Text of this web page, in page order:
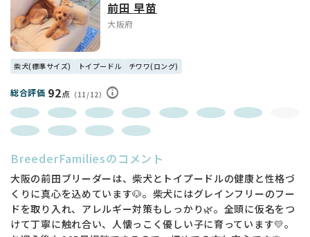
前田 早苗
大阪府
柴犬(標準サイズ) トイプードル チワワ(ロング)
総合評価 92点 （11/12）
BreederFamiliesのコメント
大阪の前田ブリーダーは、柴犬とトイプードルの健康と性格づ
くりに真心を込めています🐶。柴犬にはグレインフリーのフー
ドを取り入れ、アレルギー対策もしっかり🌿。全頭に仮名をつ
けて丁寧に触れ合い、人懐っこく優しい子に育っています💛。